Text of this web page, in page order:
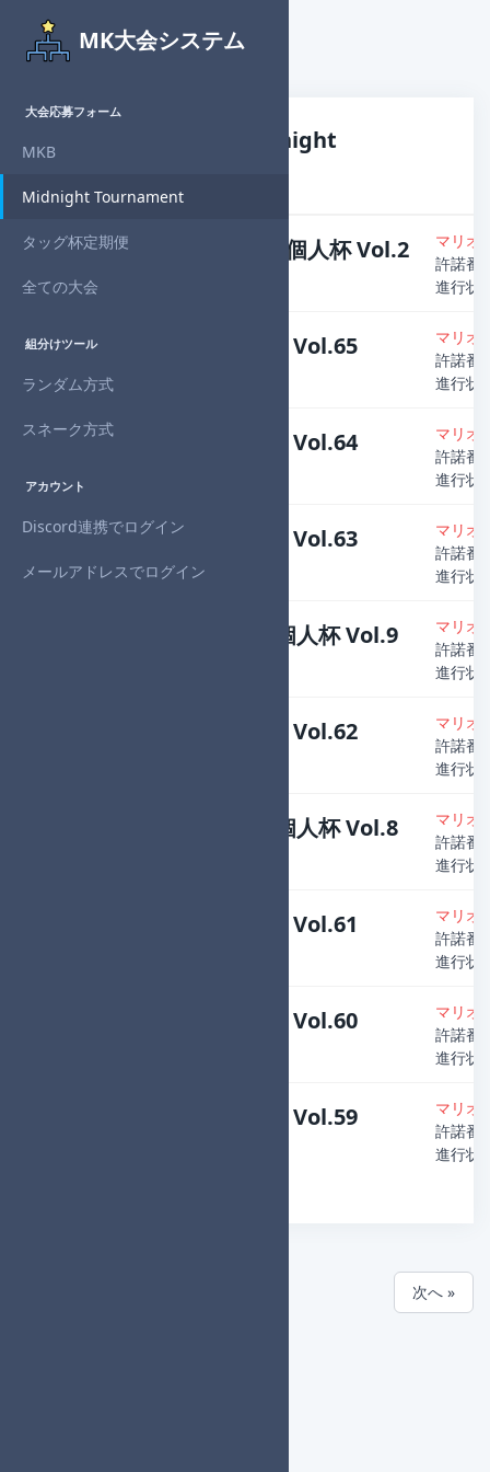
MK大会システム
大会応募フォーム
MKB
Midnight Tournament
タッグ杯定期便
全ての大会
組分けツール
ランダム方式
スネーク方式
アカウント
Discord連携でログイン
メールアドレスでログイン
大会応募フォーム - Midnight
SuperMidnight個人杯 Vol.2
マリオ
許諾番
進行状
Midnight個人杯 Vol.65
マリオ
許諾番
進行状
Midnight個人杯 Vol.64
マリオ
許諾番
進行状
Midnight個人杯 Vol.63
主催者：Denzo
マリオ
許諾番
進行状
OverMidnight個人杯 Vol.9
マリオ
許諾番
進行状
Midnight個人杯 Vol.62
マリオ
許諾番
進行状
OverMidnight個人杯 Vol.8
マリオ
許諾番
進行状
Midnight個人杯 Vol.61
マリオ
許諾番
進行状
Midnight個人杯 Vol.60
マリオ
許諾番
進行状
Midnight個人杯 Vol.59
マリオ
許諾番
進行状
次へ »